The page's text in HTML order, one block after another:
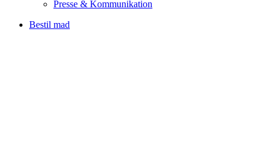
Presse & Kommunikation
Bestil mad